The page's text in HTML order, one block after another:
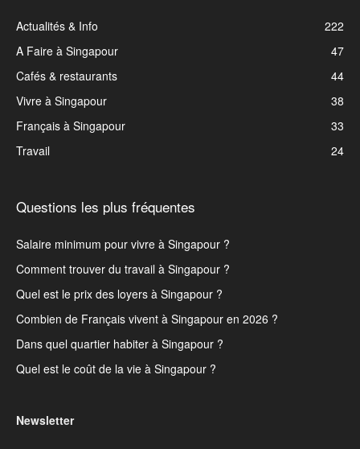
Actualités & Info
222
A Faire à Singapour
47
Cafés & restaurants
44
Vivre à Singapour
38
Français à Singapour
33
Travail
24
Questions les plus fréquentes
Salaire minimum pour vivre à Singapour ?
Comment trouver du travail à Singapour ?
Quel est le prix des loyers à Singapour ?
Combien de Français vivent à Singapour en 2026 ?
Dans quel quartier habiter à Singapour ?
Quel est le coût de la vie à Singapour ?
Newsletter